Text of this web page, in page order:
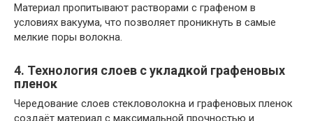
Материал пропитывают растворами с графеном в
условиях вакуума, что позволяет проникнуть в самые
мелкие поры волокна.
4. Технология слоев с укладкой графеновых
пленок
Чередование слоев стекловолокна и графеновых пленок
создаёт материал с максимальной прочностью и